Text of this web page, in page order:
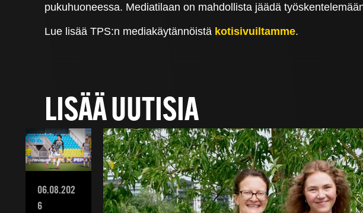
pukuhuoneessa. Mediatilaan on mahdollista jäädä
Lue lisää TPS:n mediakäytännöistä kotisivuiltamme.
LISÄÄ UUTISIA
06.08.202
6